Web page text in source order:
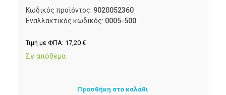
Κωδικός προϊόντος: 9020052360
Εναλλακτικός κωδικός: 0005-500
Τιμή με ΦΠΑ: 17,20 €
Σε απόθεμα
Προσθήκη στο καλάθι